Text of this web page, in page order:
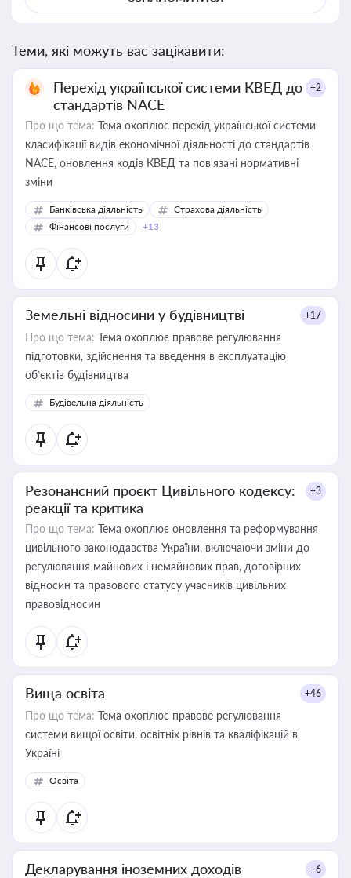
Теми, які можуть вас зацікавити:
Перехід української системи КВЕД до
стандартів NACE
+2
Про що тема: Тема охоплює перехід української системи
класифікації видів економічної діяльності до стандартів
NACE, оновлення кодів КВЕД та пов'язані нормативні
зміни
Банківська діяльність
Страхова діяльність
Фінансові послуги
+13
Земельні відносини у будівництві +17
Про що тема: Тема охоплює правове регулювання
підготовки, здійснення та введення в експлуатацію
об’єктів будівництва
Будівельна діяльність
Резонансний проєкт Цивільного кодексу:
реакції та критика
+3
Про що тема: Тема охоплює оновлення та реформування
цивільного законодавства України, включаючи зміни до
регулювання майнових і немайнових прав, договірних
відносин та правового статусу учасників цивільних
правовідносин
Вища освіта +46
Про що тема: Тема охоплює правове регулювання
системи вищої освіти, освітніх рівнів та кваліфікацій в
Україні
Освіта
Декларування іноземних доходів +6